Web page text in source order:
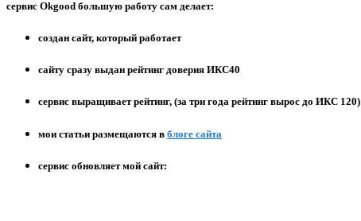
сервис Okgood большую работу сам делает:
создан сайт, который работает
сайту сразу выдан рейтинг доверия ИКС40
сервис выращивает рейтинг, (за три года рейтинг вырос до ИКС 120)
мои статьи размещаются в блоге сайта
сервис обновляет мой сайт: